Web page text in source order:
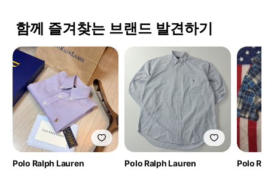
함께 즐겨찾는 브랜드 발견하기
Polo Ralph Lauren Polo Ralph Lauren Polo